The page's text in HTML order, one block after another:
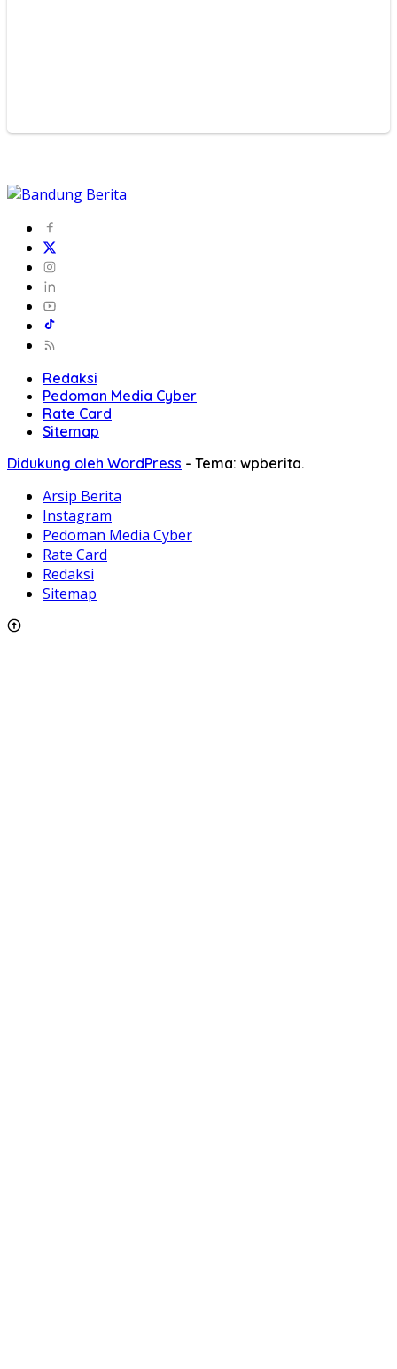
Redaksi
Pedoman Media Cyber
Rate Card
Sitemap
Didukung oleh WordPress - Tema: wpberita.
Arsip Berita
Instagram
Pedoman Media Cyber
Rate Card
Redaksi
Sitemap